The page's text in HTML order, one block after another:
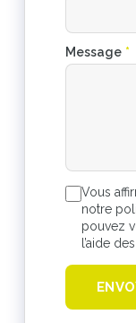
Message *
Vous
notre
pouvez
l’aide